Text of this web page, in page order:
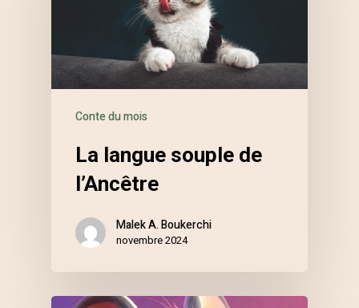
Conte du mois
La langue souple de
l’Ancêtre
Malek A. Boukerchi
novembre 2024